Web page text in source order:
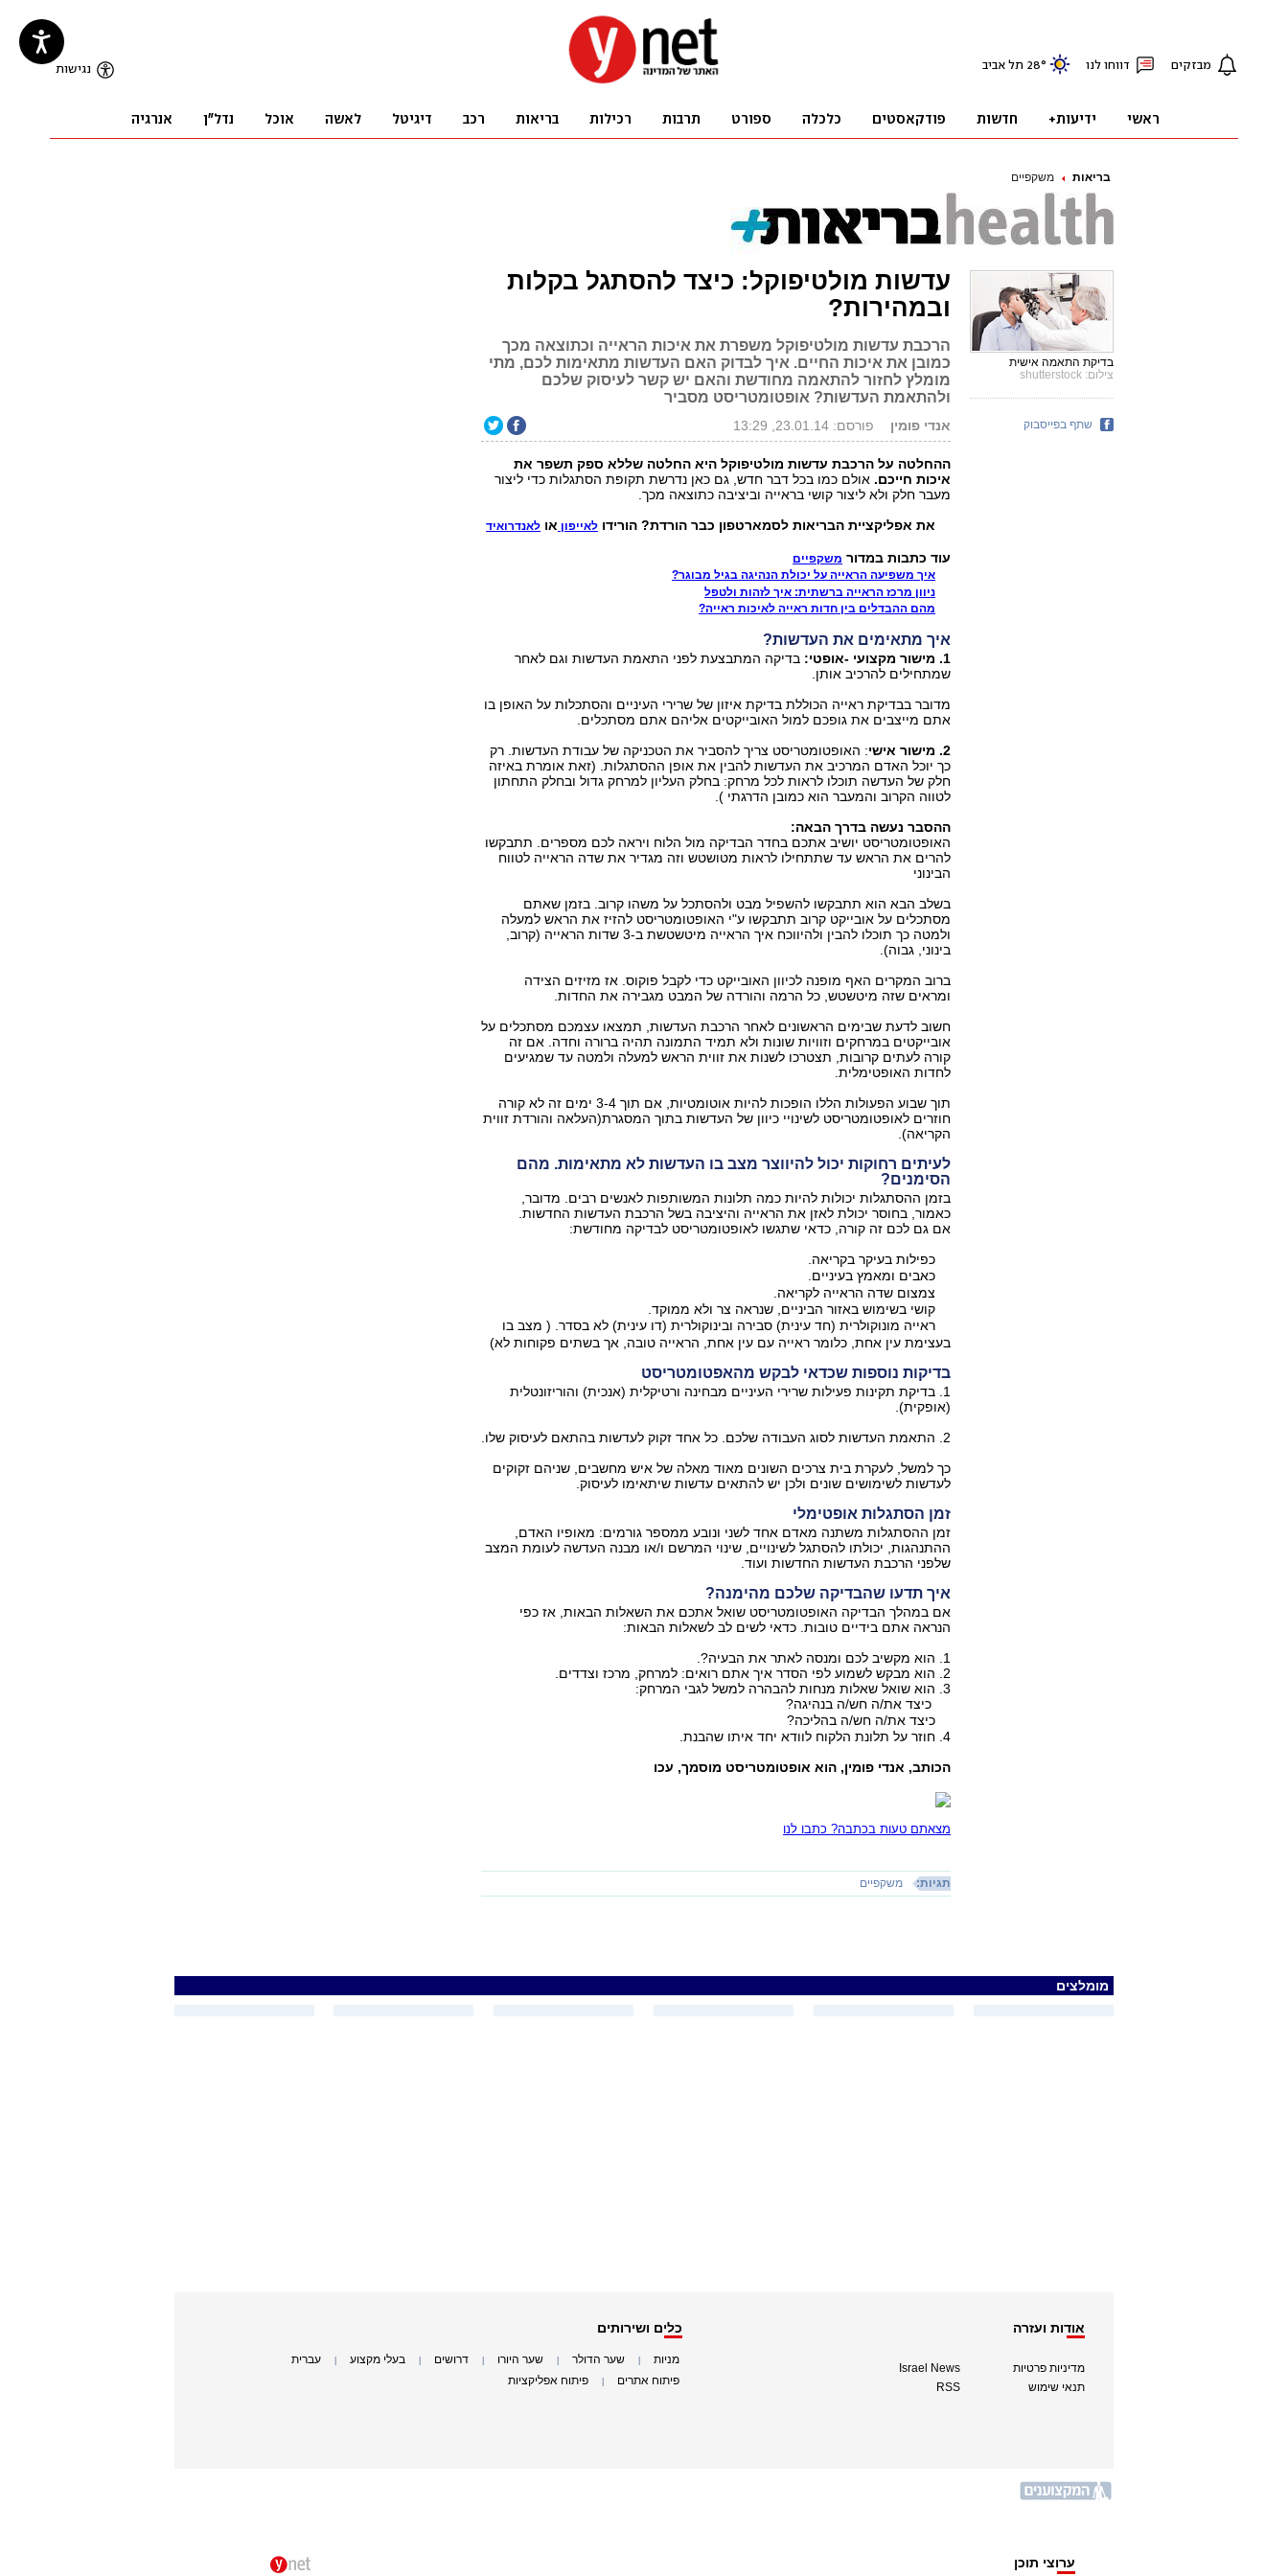
בריאות משקפיים
עדשות מולטיפוקל: כיצד להסתגל בקלות
ובמהירות?
הרכבת עדשות מולטיפוקל משפרת את איכות הראייה וכתוצאה מכך
כמובן את איכות החיים. איך לבדוק האם העדשות מתאימות לכם, מתי
מומלץ לחזור להתאמה מחודשת והאם יש קשר לעיסוק שלכם
ולהתאמת העדשות? אופטומטריסט מסביר
אנדי פומין פורסם: 23.01.14, 13:29
ההחלטה על הרכבת עדשות מולטיפוקל היא החלטה שללא ספק תשפר את
איכות חייכם. אולם כמו בכל דבר חדש, גם כאן נדרשת תקופת הסתגלות כדי ליצור
מעבר חלק ולא ליצור קושי בראייה וביציבה כתוצאה מכך.
את אפליקציית הבריאות לסמארטפון כבר הורדת? הורידו לאייפון או לאנדרואיד
עוד כתבות במדור משקפיים
איך משפיעה הראייה על יכולת הנהיגה בגיל מבוגר?
ניוון מרכז הראייה ברשתית: איך לזהות ולטפל
מהם ההבדלים בין חדות ראייה לאיכות ראייה?
איך מתאימים את העדשות?
1. מישור מקצועי -אופטי:
בדיקה המתבצעת לפני התאמת העדשות וגם לאחר
שמתחילים להרכיב אותן.
מדובר בבדיקת ראייה הכוללת בדיקת איזון של שרירי העיניים והסתכלות על האופן בו
אתם מייצבים את גופכם למול האובייקטים אליהם אתם מסתכלים.
2. מישור אישי
: האופטומטריסט צריך להסביר את הטכניקה של עבודת העדשות. רק
כך יוכל האדם המרכיב את העדשות להבין את אופן ההסתגלות. (זאת אומרת באיזה
חלק של העדשה תוכלו לראות לכל מרחק: בחלק העליון למרחק גדול ובחלק התחתון
לטווה הקרוב והמעבר הוא כמובן הדרגתי ).
ההסבר נעשה בדרך הבאה:
האופטומטריסט יושיב אתכם בחדר הבדיקה מול הלוח ויראה לכם מספרים. תתבקשו
להרים את הראש עד שתתחילו לראות מטושטש וזה מגדיר את שדה הראייה לטווח
הבינוני
בשלב הבא הוא תתבקשו להשפיל מבט ולהסתכל על משהו קרוב. בזמן שאתם
מסתכלים על אובייקט קרוב תתבקשו ע"י האופטומטריסט להזיז את הראש למעלה
ולמטה כך תוכלו להבין ולהיווכח איך הראייה מיטשטשת ב-3 שדות הראייה (קרוב,
בינוני, גבוה).
ברוב המקרים האף מופנה לכיוון האובייקט כדי לקבל פוקוס. אז מזיזים הצידה
ומראים שזה מיטשטש, כל הרמה והורדה של המבט מגבירה את החדות.
חשוב לדעת שבימים הראשונים לאחר הרכבת העדשות, תמצאו עצמכם מסתכלים על
אובייקטים במרחקים וזוויות שונות ולא תמיד התמונה תהיה ברורה וחדה. אם זה
קורה לעתים קרובות, תצטרכו לשנות את זווית הראש למעלה ולמטה עד שמגיעים
לחדות האופטימלית.
תוך שבוע הפעולות הללו הופכות להיות אוטומטיות, אם תוך 3-4 ימים זה לא קורה
חוזרים לאופטומטריסט לשינויי כיוון של העדשות בתוך המסגרת(העלאה והורדת זווית
הקריאה).
לעיתים רחוקות יכול להיווצר מצב בו העדשות לא מתאימות. מהם
הסימנים?
בזמן ההסתגלות יכולות להיות כמה תלונות המשותפות לאנשים רבים. מדובר,
כאמור, בחוסר יכולת לאזן את הראייה והיציבה בשל הרכבת העדשות החדשות.
אם גם לכם זה קורה, כדאי שתגשו לאופטומטריסט לבדיקה מחודשת:
כפילות בעיקר בקריאה.
כאבים ומאמץ בעיניים.
צמצום שדה הראייה לקריאה.
קושי בשימוש באזור הביניים, שנראה צר ולא ממוקד.
ראייה מונוקולרית (חד עינית) סבירה ובינוקולרית (דו עינית) לא בסדר. ( מצב בו
בעצימת עין אחת, כלומר ראייה עם עין אחת, הראייה טובה, אך בשתים פקוחות לא)
בדיקות נוספות שכדאי לבקש מהאפטומטריסט
1. בדיקת תקינות פעילות שרירי העיניים מבחינה ורטיקלית (אנכית) והוריזונטלית
(אופקית).
2. התאמת העדשות לסוג העבודה שלכם. כל אחד זקוק לעדשות בהתאם לעיסוק שלו.
כך למשל, לעקרת בית צרכים השונים מאוד מאלה של איש מחשבים, שניהם זקוקים
לעדשות לשימושים שונים ולכן יש להתאים עדשות שיתאימו לעיסוק.
זמן הסתגלות אופטימלי
זמן ההסתגלות משתנה מאדם אחד לשני ונובע ממספר גורמים: מאופיו האדם,
ההתנהגות, יכולתו להסתגל לשינויים, שינוי המרשם ו/או מבנה העדשה לעומת המצב
שלפני הרכבת העדשות החדשות ועוד.
איך תדעו שהבדיקה שלכם מהימנה?
אם במהלך הבדיקה האופטומטריסט שואל אתכם את השאלות הבאות, אז כפי
הנראה אתם בידיים טובות. כדאי לשים לב לשאלות הבאות:
1. הוא מקשיב לכם ומנסה לאתר את הבעיה?.
2. הוא מבקש לשמוע לפי הסדר איך אתם רואים: למרחק, מרכז וצדדים.
3. הוא שואל שאלות מנחות להבהרה למשל לגבי המרחק:
כיצד את/ה חש/ה בנהיגה?
כיצד את/ה חש/ה בהליכה?
4. חוזר על תלונת הלקוח לוודא יחד איתו שהבנת.
הכותב, אנדי פומין, הוא אופטומטריסט מוסמך, עכו
מצאתם טעות בכתבה? כתבו לנו
תגיות: משקפיים
בדיקת התאמה אישית
צילום: shutterstock
שתף בפייסבוק
מומלצים
אודות ועזרה
מדיניות פרטיות
תנאי שימוש
Israel News
RSS
כלים ושירותים
מניות שער הדולר שער היורו דרושים בעלי מקצוע עברית
פיתוח אתרים פיתוח אפליקציות
ערוצי תוכן